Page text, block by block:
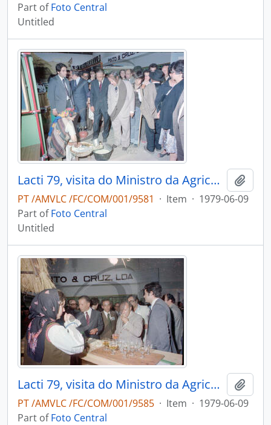
Part ofFoto Central
Untitled
Lacti 79, visita do Ministro da Agricultura e Pescas e do Governador Civil de Aveiro
PT /AMVLC /FC/COM/001/9581 · Item · 1979-06-09
Part ofFoto Central
Untitled
Lacti 79, visita do Ministro da Agricultura e Pescas e do Governador Civil de Aveiro
PT /AMVLC /FC/COM/001/9585 · Item · 1979-06-09
Part ofFoto Central